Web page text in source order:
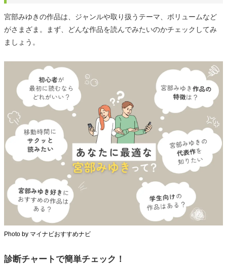
宮部みゆきの作品は、ジャンルや取り扱うテーマ、ボリュームなど
がさまざま。まず、どんな作品を読んでみたいのかチェックしてみ
ましょう。
Photo by マイナビおすすめナビ
診断チャートで簡単チェック！